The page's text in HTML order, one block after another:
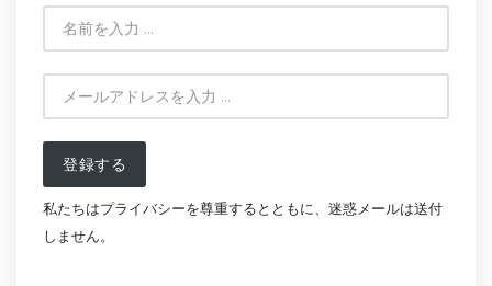
登録する
私たちはプライバシーを尊重するとともに、迷惑メールは送付
しません。